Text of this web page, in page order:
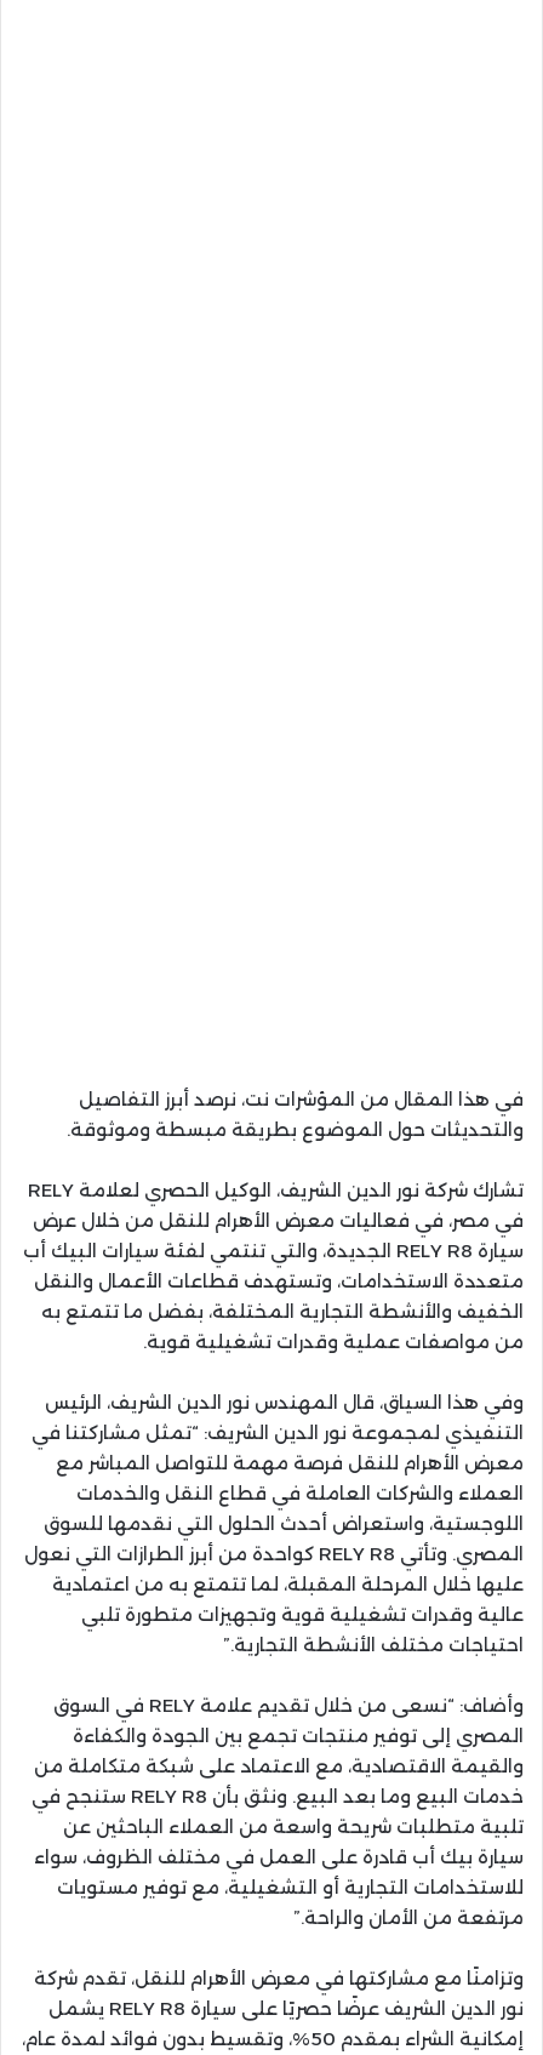
في هذا المقال من المؤشرات نت، نرصد أبرز التفاصيل
والتحديثات حول الموضوع بطريقة مبسطة وموثوقة.
تشارك شركة نور الدين الشريف، الوكيل الحصري لعلامة RELY
في مصر، في فعاليات معرض الأهرام للنقل من خلال عرض
سيارة RELY R8 الجديدة، والتي تنتمي لفئة سيارات البيك أب
متعددة الاستخدامات، وتستهدف قطاعات الأعمال والنقل
الخفيف والأنشطة التجارية المختلفة، بفضل ما تتمتع به
من مواصفات عملية وقدرات تشغيلية قوية.
وفي هذا السياق، قال المهندس نور الدين الشريف، الرئيس
التنفيذي لمجموعة نور الدين الشريف: “تمثل مشاركتنا في
معرض الأهرام للنقل فرصة مهمة للتواصل المباشر مع
العملاء والشركات العاملة في قطاع النقل والخدمات
اللوجستية، واستعراض أحدث الحلول التي نقدمها للسوق
المصري. وتأتي RELY R8 كواحدة من أبرز الطرازات التي نعول
عليها خلال المرحلة المقبلة، لما تتمتع به من اعتمادية
عالية وقدرات تشغيلية قوية وتجهيزات متطورة تلبي
احتياجات مختلف الأنشطة التجارية.”
وأضاف: “نسعى من خلال تقديم علامة RELY في السوق
المصري إلى توفير منتجات تجمع بين الجودة والكفاءة
والقيمة الاقتصادية، مع الاعتماد على شبكة متكاملة من
خدمات البيع وما بعد البيع. ونثق بأن RELY R8 ستنجح في
تلبية متطلبات شريحة واسعة من العملاء الباحثين عن
سيارة بيك أب قادرة على العمل في مختلف الظروف، سواء
للاستخدامات التجارية أو التشغيلية، مع توفير مستويات
مرتفعة من الأمان والراحة.”
وتزامنًا مع مشاركتها في معرض الأهرام للنقل، تقدم شركة
نور الدين الشريف عرضًا حصريًا على سيارة RELY R8 يشمل
إمكانية الشراء بمقدم 50%، وتقسيط بدون فوائد لمدة عام،